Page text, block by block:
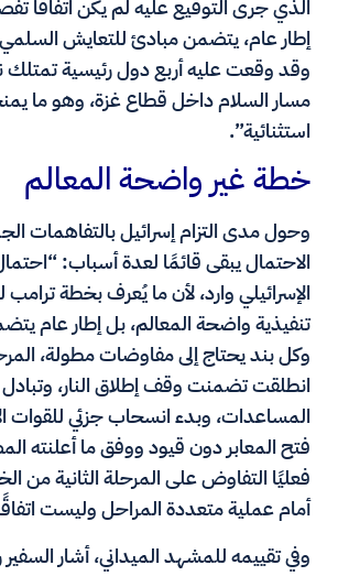
الذي جرى التوقيع عليه لم يكن اتفاقًا
إطار عام، يتضمن مبادئ للتعايش السلمي
وقد وقعت عليه أربع دول رئيسية تمتلك
مسار السلام داخل قطاع غزة، وهو ما
استثنائية”.
خطة غير واضحة المعالم
وحول مدى التزام إسرائيل بالتفاهمات
الاحتمال يبقى قائمًا لعدة أسباب:
الإسرائيلي وارد، لأن ما يُعرف بخطة
تنفيذية واضحة المعالم، بل إطار عام
وكل بند يحتاج إلى مفاوضات مطولة،
انطلقت تضمنت وقف إطلاق النار،
المساعدات، وبدء انسحاب جزئي للقوات
فتح المعابر دون قيود ووفق ما أعلنته
فعليًا التفاوض على المرحلة الثانية من
أمام عملية متعددة المراحل وليست اتفاقًا
وفي تقييمه للمشهد الميداني، أشار السفير